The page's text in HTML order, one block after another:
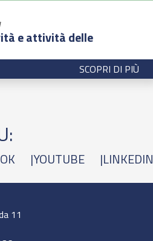
e attività delle
SCOPRI DI PIÙ
|YOUTUBE |LINKEDIN
11